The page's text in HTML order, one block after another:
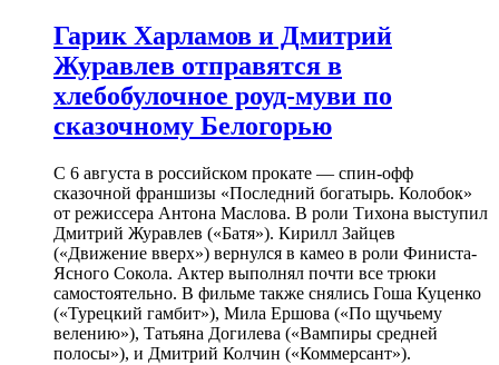
Гарик Харламов и Дмитрий
Журавлев отправятся в
хлебобулочное роуд-муви по
сказочному Белогорью
С 6 августа в российском прокате — спин-офф
сказочной франшизы «Последний богатырь. Колобок»
от режиссера Антона Маслова. В роли Тихона выступил
Дмитрий Журавлев («Батя»). Кирилл Зайцев
(«Движение вверх») вернулся в камео в роли Финиста-
Ясного Сокола. Актер выполнял почти все трюки
самостоятельно. В фильме также снялись Гоша Куценко
(«Турецкий гамбит»), Мила Ершова («По щучьему
велению»), Татьяна Догилева («Вампиры средней
полосы»), и Дмитрий Колчин («Коммерсант»).